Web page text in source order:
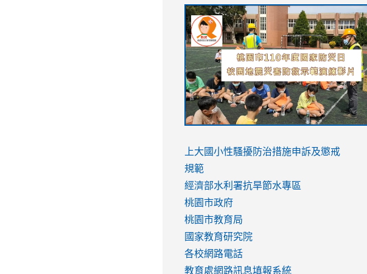
link
to
https://sites.google.com/stes.tyc.edu.tw/
link
to
https://drive.google.com/file/d/
usp=sharing
link
to
https://youtu.be/jJOMVWY3-
8M
link
to
https://drive.google.com/file/d/
usp=sharing
to
https://www.youtube.com/watch?
v=hC_gdZndU9s
to
https://www.youtube.com/watch?
v=hC_gdZndU9s
link
to
https://www.youtube.com/watch?
v=mfpNykQ0g4M
上大國小性騷擾防治措施申訴及懲戒
規範
經濟部水利署抗旱節水專區
桃園市政府
桃園市教育局
國家教育研究院
各校網路電話
教育處網路訊息填報系統